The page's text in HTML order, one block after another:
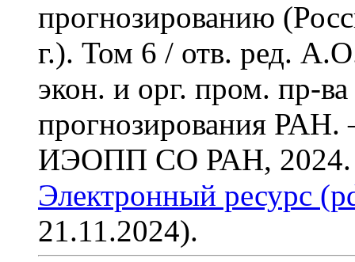
прогнозированию
г.). Том 6 / отв. ред.
экон. и орг. пром. пр-
прогнозирования РАН.
ИЭОПП СО РАН, 2024.
Электронный ресурс
21.11.2024).